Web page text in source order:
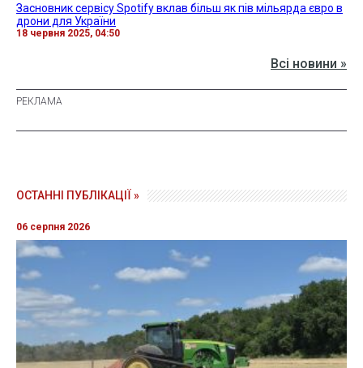
Засновник сервісу Spotify вклав більш як пів мільярда євро в
дрони для України
18 червня 2025, 04:50
Всі новини »
ОСТАННІ ПУБЛІКАЦІЇ »
06 серпня 2026